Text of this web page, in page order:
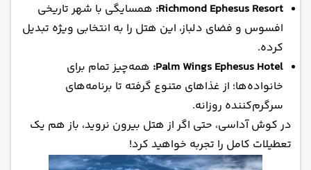
Richmond Ephesus Resort: همسایگی با شهر تاریخی
افسوس و فضای دلباز، این هتل را به انتخابی ویژه تبدیل
کرده.
Palm Wings Ephesus Hotel: همه‌چیز تمام برای
خانواده‌ها؛ از غذاهای متنوع گرفته تا برنامه‌های
سرگرم‌کننده روزانه.
در کوش آداسی، حتی اگر از هتل بیرون نروید، باز هم یک
تعطیلات کامل را تجربه خواهید کرد!